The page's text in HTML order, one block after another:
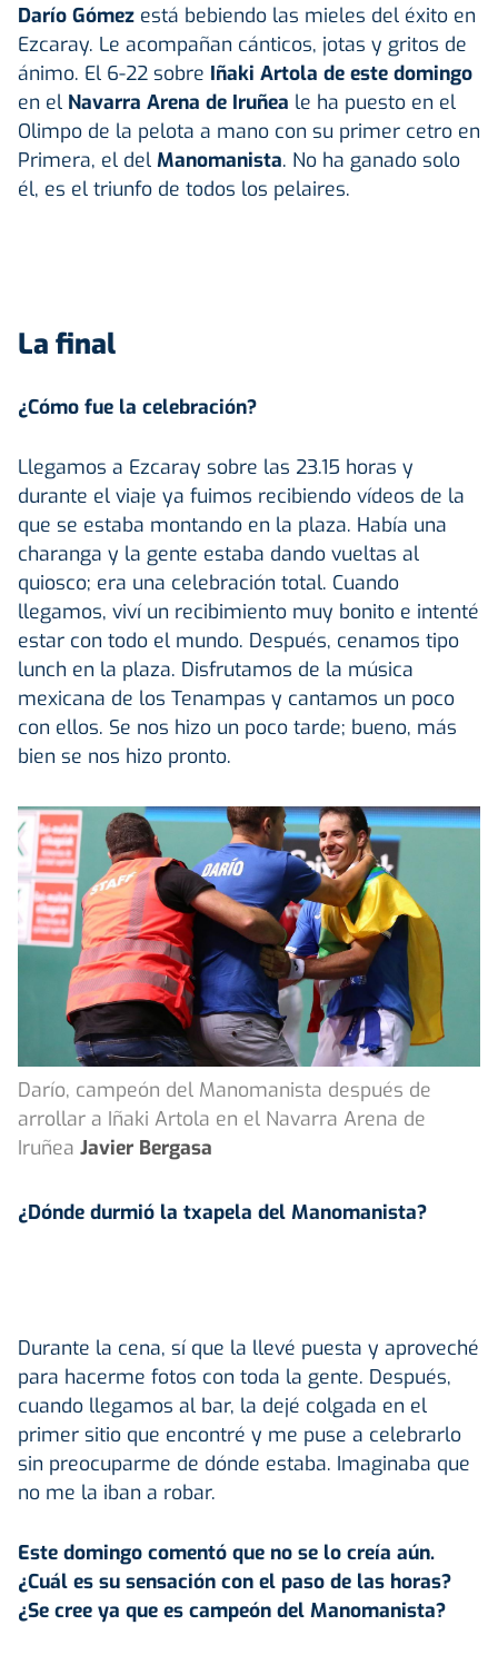
Darío Gómez está bebiendo las mieles del éxito en
Ezcaray. Le acompañan cánticos, jotas y gritos de
ánimo. El 6-22 sobre Iñaki Artola de este domingo
en el Navarra Arena de Iruñea le ha puesto en el
Olimpo de la pelota a mano con su primer cetro en
Primera, el del Manomanista. No ha ganado solo
él, es el triunfo de todos los pelaires.
La final
¿Cómo fue la celebración?
Llegamos a Ezcaray sobre las 23.15 horas y
durante el viaje ya fuimos recibiendo vídeos de la
que se estaba montando en la plaza. Había una
charanga y la gente estaba dando vueltas al
quiosco; era una celebración total. Cuando
llegamos, viví un recibimiento muy bonito e intenté
estar con todo el mundo. Después, cenamos tipo
lunch en la plaza. Disfrutamos de la música
mexicana de los Tenampas y cantamos un poco
con ellos. Se nos hizo un poco tarde; bueno, más
bien se nos hizo pronto.
Darío, campeón del Manomanista después de
arrollar a Iñaki Artola en el Navarra Arena de
Iruñea Javier Bergasa
¿Dónde durmió la txapela del Manomanista?
Durante la cena, sí que la llevé puesta y aproveché
para hacerme fotos con toda la gente. Después,
cuando llegamos al bar, la dejé colgada en el
primer sitio que encontré y me puse a celebrarlo
sin preocuparme de dónde estaba. Imaginaba que
no me la iban a robar.
Este domingo comentó que no se lo creía aún.
¿Cuál es su sensación con el paso de las horas?
¿Se cree ya que es campeón del Manomanista?